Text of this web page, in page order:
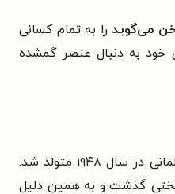
می‌گویدرا به تمام کسانی
خود به دنبال عنصر گمشده
نویسنده و معلم آلمانی در سال ۱۹۴۸ متولد شد.
سختی گذشت و به همین دلیل